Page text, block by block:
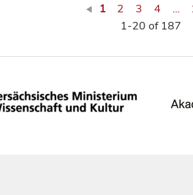
1 2 3 4 …
1-20 of 187